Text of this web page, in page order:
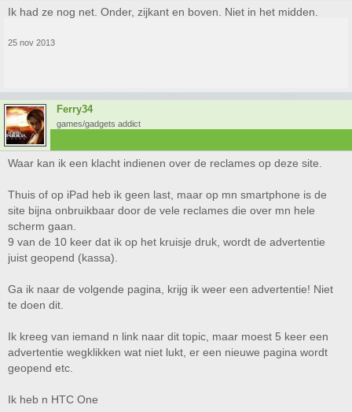
Ik had ze nog net. Onder, zijkant en boven. Niet in het midden.
25 nov 2013
Ferry34
games/gadgets addict
Waar kan ik een klacht indienen over de reclames op deze site.
Thuis of op iPad heb ik geen last, maar op mn smartphone is de
site bijna onbruikbaar door de vele reclames die over mn hele
scherm gaan.
9 van de 10 keer dat ik op het kruisje druk, wordt de advertentie
juist geopend (kassa).
Ga ik naar de volgende pagina, krijg ik weer een advertentie! Niet
te doen dit.
Ik kreeg van iemand n link naar dit topic, maar moest 5 keer een
advertentie wegklikken wat niet lukt, er een nieuwe pagina wordt
geopend etc.
Ik heb n HTC One